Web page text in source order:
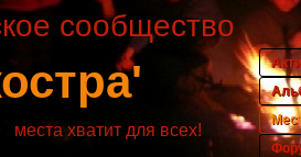
сообщество
места хватит для всех!